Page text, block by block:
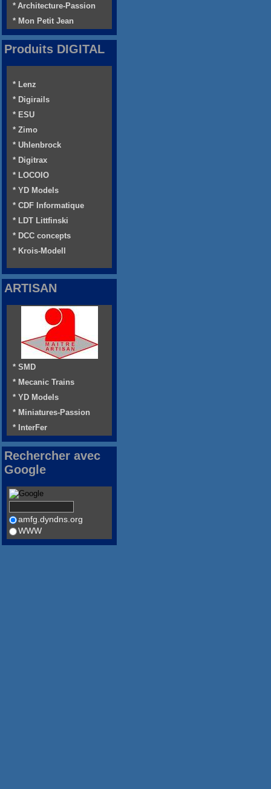
* Architecture-Passion
* Mon Petit Jean
Produits DIGITAL
* Lenz
* Digirails
* ESU
* Zimo
* Uhlenbrock
* Digitrax
* LOCOIO
* YD Models
* CDF Informatique
* LDT Littfinski
* DCC concepts
* Krois-Modell
ARTISAN
* SMD
* Mecanic Trains
* YD Models
* Miniatures-Passion
* InterFer
Rechercher avec
Google
amfg.dyndns.org
WWW